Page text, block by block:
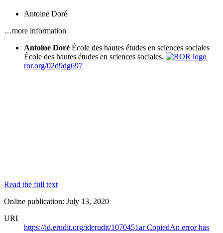
Antoine Doré
…more information
Antoine Doré École des hautes études en sciences sociales
École des hautes études en sciences sociales,
ror.org/02d9dg697
Read the full text
Online publication: July 13, 2020
URI
https://id.erudit.org/iderudit/1070451arCopiedAn error has